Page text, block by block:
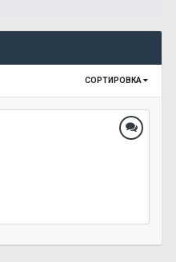
СОРТИРОВКА